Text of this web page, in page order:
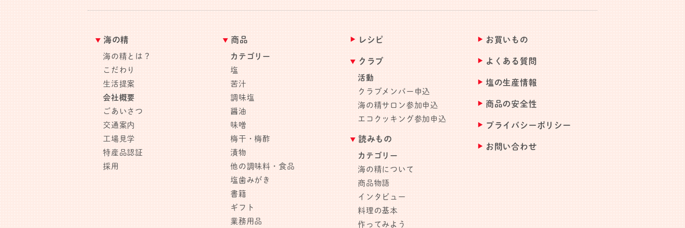
海の精
海の精とは？
こだわり
生活提案
会社概要
ごあいさつ
交通案内
工場見学
特産品認証
採用
商品
カテゴリー
塩
苦汁
調味塩
醤油
味噌
梅干・梅酢
漬物
他の調味料・食品
塩歯みがき
書籍
ギフト
業務用品
レシピ
クラブ
活動
クラブメンバー申込
海の精サロン参加申込
エコクッキング参加申込
読みもの
カテゴリー
海の精について
商品物語
インタビュー
料理の基本
作ってみよう
お買いもの
よくある質問
塩の生産情報
商品の安全性
プライバシーポリシー
お問い合わせ